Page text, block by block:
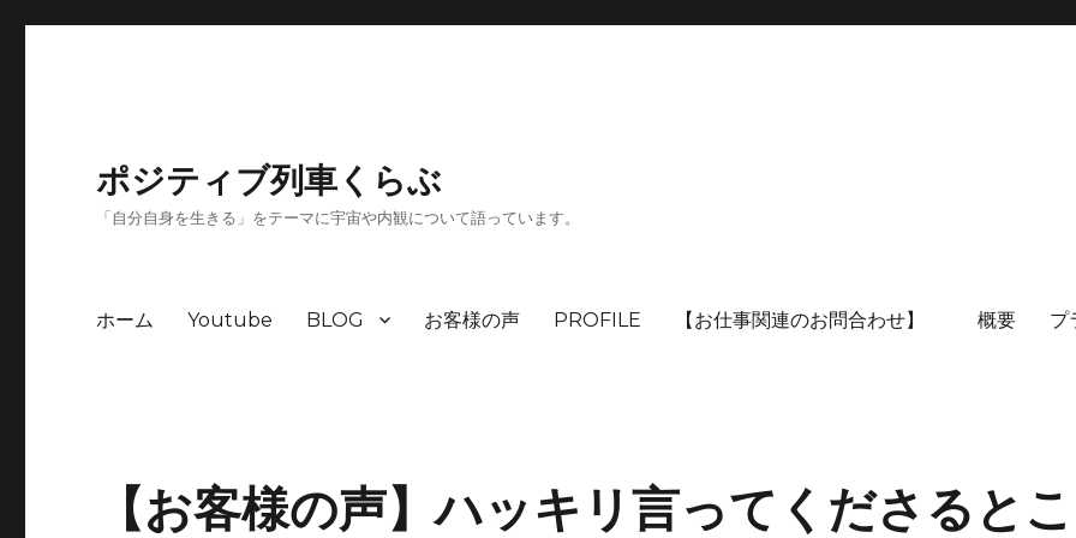
ポジティブ列車くらぶ
「自分自身を生きる」をテーマに宇宙や内観について語っています。
ホーム Youtube BLOG お客様の声 PROFILE 【お仕事関連のお問合わせ】 概要 プ
【お客様の声】ハッキリ言ってくださるとこ